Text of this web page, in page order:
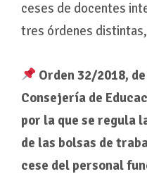
ceses de docentes
tres órdenes
Orden 32/2018,
Consejería de
por la que se regula
de las bolsas de
cese del personal